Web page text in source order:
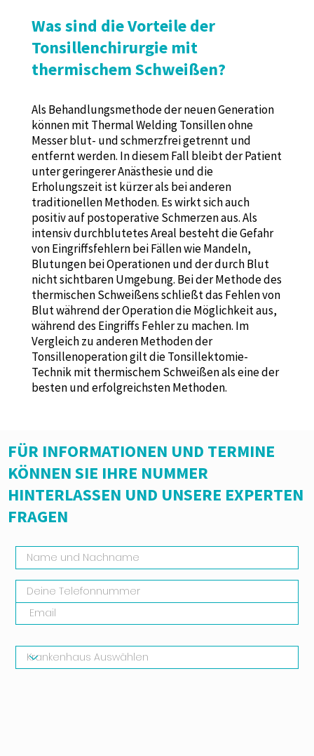
Was sind die Vorteile der
Tonsillenchirurgie mit
thermischem Schweißen?
Als Behandlungsmethode der neuen Generation
können mit Thermal Welding Tonsillen ohne
Messer blut- und schmerzfrei getrennt und
entfernt werden. In diesem Fall bleibt der Patient
unter geringerer Anästhesie und die
Erholungszeit ist kürzer als bei anderen
traditionellen Methoden. Es wirkt sich auch
positiv auf postoperative Schmerzen aus. Als
intensiv durchblutetes Areal besteht die Gefahr
von Eingriffsfehlern bei Fällen wie Mandeln,
Blutungen bei Operationen und der durch Blut
nicht sichtbaren Umgebung. Bei der Methode des
thermischen Schweißens schließt das Fehlen von
Blut während der Operation die Möglichkeit aus,
während des Eingriffs Fehler zu machen. Im
Vergleich zu anderen Methoden der
Tonsillenoperation gilt die Tonsillektomie-
Technik mit thermischem Schweißen als eine der
besten und erfolgreichsten Methoden.
FÜR INFORMATIONEN UND TERMINE
KÖNNEN SIE IHRE NUMMER
HINTERLASSEN UND UNSERE EXPERTEN
FRAGEN